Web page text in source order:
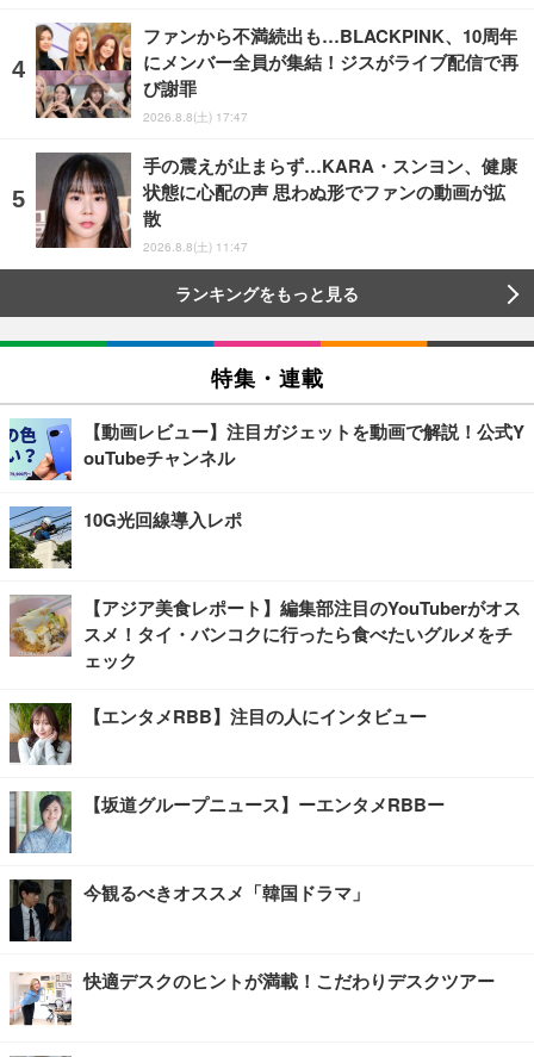
ファンから不満続出も…BLACKPINK、10周年
にメンバー全員が集結！ジスがライブ配信で再
び謝罪
2026.8.8(土) 17:47
手の震えが止まらず…KARA・スンヨン、健康
状態に心配の声 思わぬ形でファンの動画が拡
散
2026.8.8(土) 11:47
ランキングをもっと見る
特集・連載
【動画レビュー】注目ガジェットを動画で解説！公式Y
ouTubeチャンネル
10G光回線導入レポ
【アジア美食レポート】編集部注目のYouTuberがオス
スメ！タイ・バンコクに行ったら食べたいグルメをチ
ェック
【エンタメRBB】注目の人にインタビュー
【坂道グループニュース】ーエンタメRBBー
今観るべきオススメ「韓国ドラマ」
快適デスクのヒントが満載！こだわりデスクツアー